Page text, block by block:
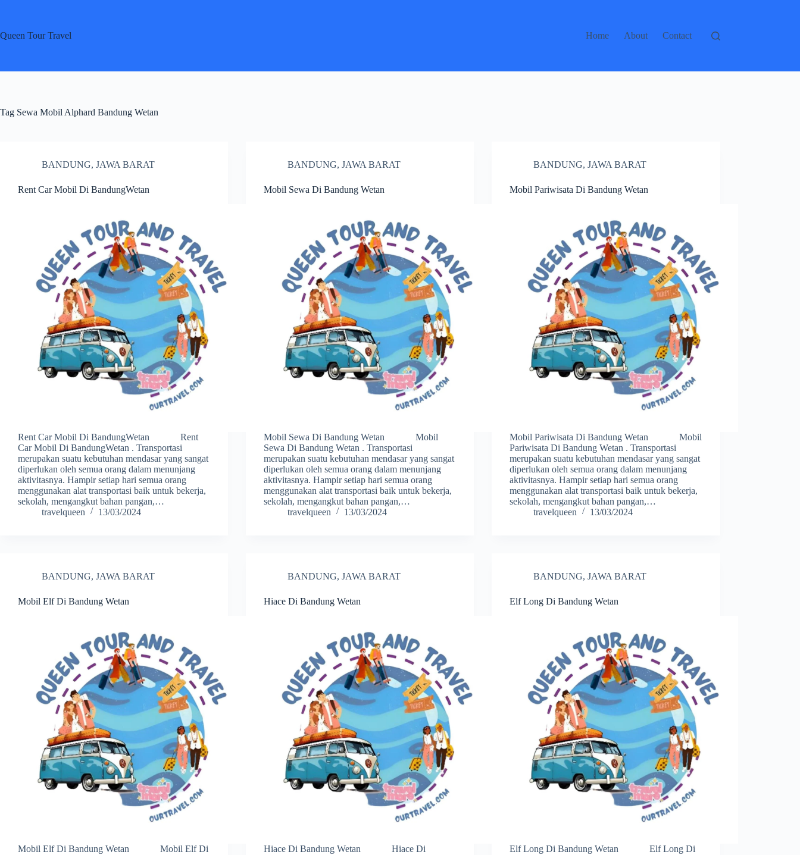
Queen Tour Travel
Home About Contact
Tag Sewa Mobil Alphard Bandung Wetan
BANDUNG, JAWA BARAT
Rent Car Mobil Di BandungWetan
Rent Car Mobil Di BandungWetan Rent
Car Mobil Di BandungWetan . Transportasi
merupakan suatu kebutuhan mendasar yang sangat
diperlukan oleh semua orang dalam menunjang
aktivitasnya. Hampir setiap hari semua orang
menggunakan alat transportasi baik untuk bekerja,
sekolah, mengangkut bahan pangan,…
travelqueen
13/03/2024
BANDUNG,JAWA BARAT
Mobil Sewa Di Bandung Wetan
Mobil Sewa Di Bandung Wetan Mobil
Sewa Di Bandung Wetan . Transportasi
merupakan suatu kebutuhan mendasar yang sangat
diperlukan oleh semua orang dalam menunjang
aktivitasnya. Hampir setiap hari semua orang
menggunakan alat transportasi baik untuk bekerja,
sekolah, mengangkut bahan pangan,…
travelqueen
13/03/2024
BANDUNG,JAWA BARAT
Mobil Pariwisata Di Bandung Wetan
Mobil Pariwisata Di Bandung Wetan Mobil
Pariwisata Di Bandung Wetan . Transportasi
merupakan suatu kebutuhan mendasar yang sangat
diperlukan oleh semua orang dalam menunjang
aktivitasnya. Hampir setiap hari semua orang
menggunakan alat transportasi baik untuk bekerja,
sekolah, mengangkut bahan pangan,…
travelqueen
13/03/2024
BANDUNG, JAWA BARAT
Mobil Elf Di Bandung Wetan
Mobil Elf Di Bandung Wetan Mobil Elf Di
BANDUNG,JAWA BARAT
Hiace Di Bandung Wetan
Hiace Di Bandung Wetan Hiace Di
BANDUNG,JAWA BARAT
Elf Long Di Bandung Wetan
Elf Long Di Bandung Wetan Elf Long Di